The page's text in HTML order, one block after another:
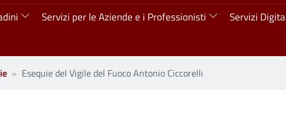
Servizi per le Aziende e i Professionisti Servizi
Esequie del Vigile del Fuoco Antonio Ciccorelli